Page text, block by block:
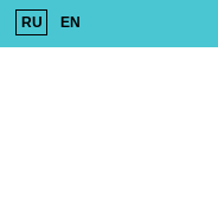
RU EN